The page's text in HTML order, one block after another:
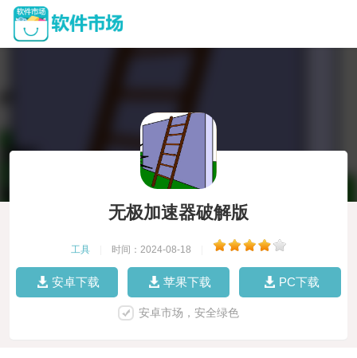
无极加速器破解版
工具 时间：2024-08-18
安卓下载 苹果下载 PC下载
安卓市场，安全绿色